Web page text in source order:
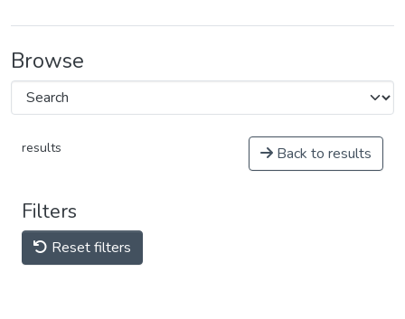
Browse
results Back to results
Filters
Reset filters